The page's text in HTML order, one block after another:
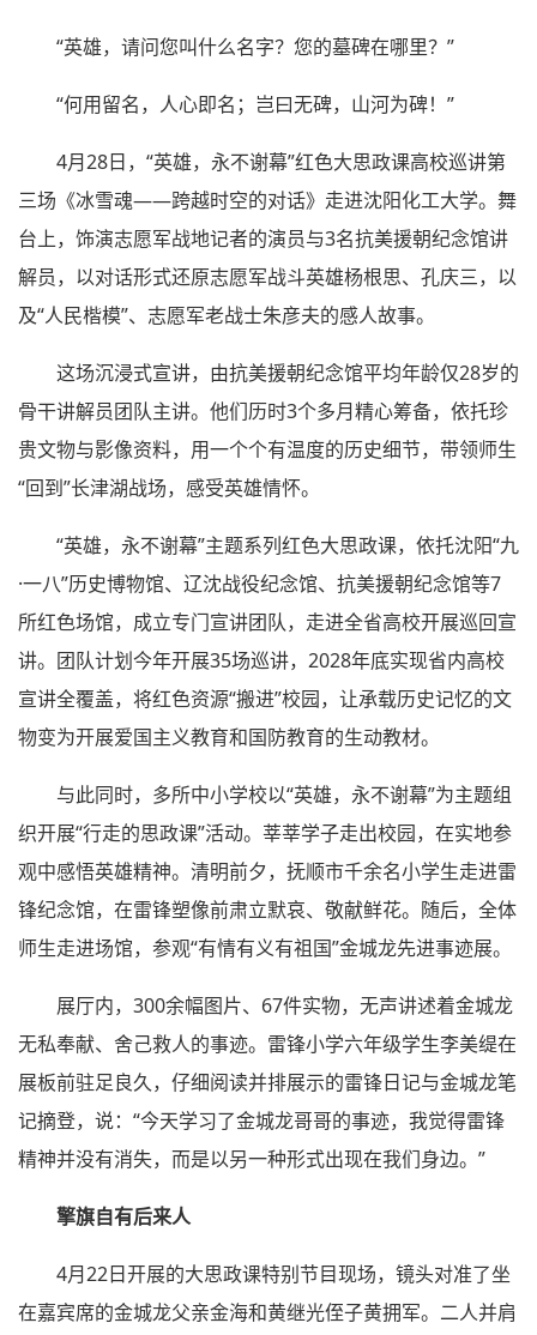
“英雄，请问您叫什么名字？您的墓碑在哪里？”
“何用留名，人心即名；岂曰无碑，山河为碑！”
4月28日，“英雄，永不谢幕”红色大思政课高校巡讲第
三场《冰雪魂——跨越时空的对话》走进沈阳化工大学。舞
台上，饰演志愿军战地记者的演员与3名抗美援朝纪念馆讲
解员，以对话形式还原志愿军战斗英雄杨根思、孔庆三，以
及“人民楷模”、志愿军老战士朱彦夫的感人故事。
这场沉浸式宣讲，由抗美援朝纪念馆平均年龄仅28岁的
骨干讲解员团队主讲。他们历时3个多月精心筹备，依托珍
贵文物与影像资料，用一个个有温度的历史细节，带领师生
“回到”长津湖战场，感受英雄情怀。
“英雄，永不谢幕”主题系列红色大思政课，依托沈阳“九
·一八”历史博物馆、辽沈战役纪念馆、抗美援朝纪念馆等7
所红色场馆，成立专门宣讲团队，走进全省高校开展巡回宣
讲。团队计划今年开展35场巡讲，2028年底实现省内高校
宣讲全覆盖，将红色资源“搬进”校园，让承载历史记忆的文
物变为开展爱国主义教育和国防教育的生动教材。
与此同时，多所中小学校以“英雄，永不谢幕”为主题组
织开展“行走的思政课”活动。莘莘学子走出校园，在实地参
观中感悟英雄精神。清明前夕，抚顺市千余名小学生走进雷
锋纪念馆，在雷锋塑像前肃立默哀、敬献鲜花。随后，全体
师生走进场馆，参观“有情有义有祖国”金城龙先进事迹展。
展厅内，300余幅图片、67件实物，无声讲述着金城龙
无私奉献、舍己救人的事迹。雷锋小学六年级学生李美缇在
展板前驻足良久，仔细阅读并排展示的雷锋日记与金城龙笔
记摘登，说：“今天学习了金城龙哥哥的事迹，我觉得雷锋
精神并没有消失，而是以另一种形式出现在我们身边。”
擎旗自有后来人
4月22日开展的大思政课特别节目现场，镜头对准了坐
在嘉宾席的金城龙父亲金海和黄继光侄子黄拥军。二人并肩